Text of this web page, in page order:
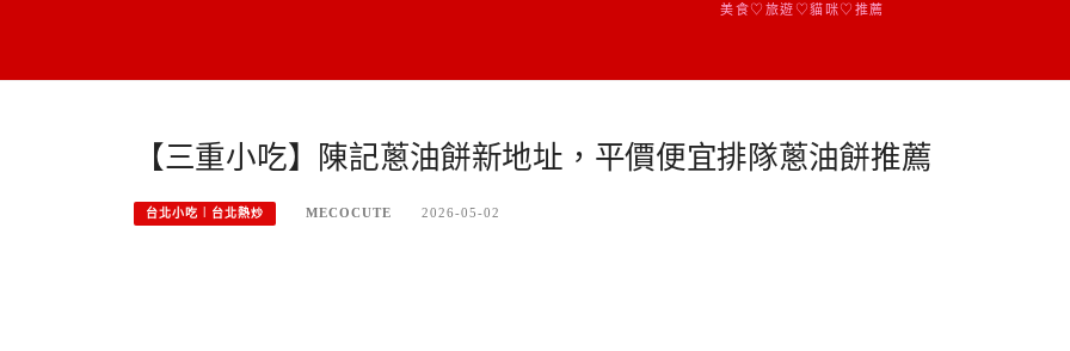
美食♡旅遊♡貓咪♡推薦
【三重小吃】陳記蔥油餅新地址，平價便宜排隊蔥油餅推薦
台北小吃︱台北熱炒 MECOCUTE 2026-05-02